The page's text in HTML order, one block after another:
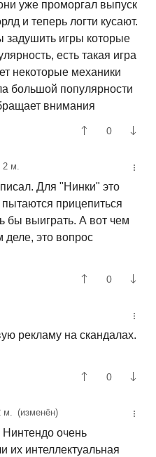
уже проморгал выпуск
и теперь логти кусают.
задушить игры которые
есть такая игра
некоторые механики
большой популярности
внимания
0
2 м.
Для "Нинки" это
прицепиться
бы выиграть. А вот чем
деле, это вопрос
0
рекламу на скандалах.
0
м. (изменён)
Нинтендо очень
их интеллектуальная